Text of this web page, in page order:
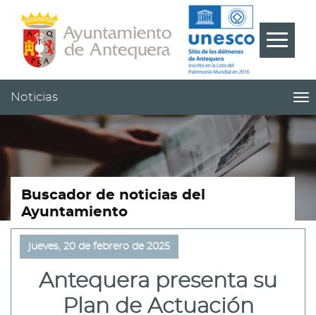
Cabecera
Pie
Menú
???
Noticias
Buscador de noticias del
Ayuntamiento
jueves, 20 de febrero de 2025
Antequera presenta su
Plan de Actuación